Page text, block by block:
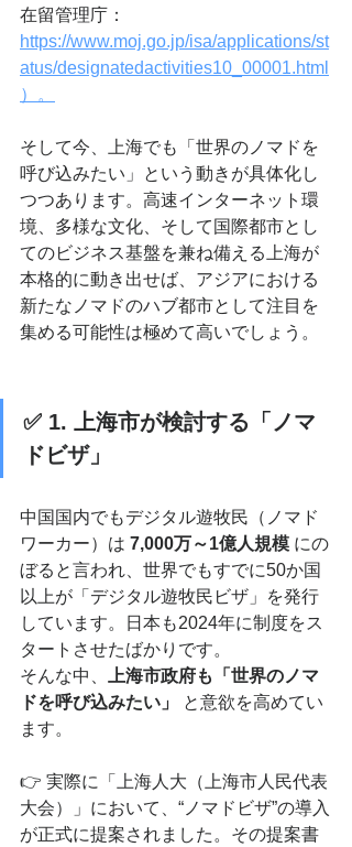
在留管理庁：
https://www.moj.go.jp/isa/applications/st
atus/designatedactivities10_00001.html
）。
そして今、上海でも「世界のノマドを
呼び込みたい」という動きが具体化し
つつあります。高速インターネット環
境、多様な文化、そして国際都市とし
てのビジネス基盤を兼ね備える上海が
本格的に動き出せば、アジアにおける
新たなノマドのハブ都市として注目を
集める可能性は極めて高いでしょう。
✅ 1. 上海市が検討する「ノマ
ドビザ」
中国国内でもデジタル遊牧民（ノマド
ワーカー）は 7,000万～1億人規模 にの
ぼると言われ、世界でもすでに50か国
以上が「デジタル遊牧民ビザ」を発行
しています。日本も2024年に制度をス
タートさせたばかりです。
そんな中、 上海市政府も「世界のノマ
ドを呼び込みたい」
と意欲を高めてい
ます。
👉 実際に「上海人大（上海市人民代表
大会）」において、“ノマドビザ”の導入
が正式に提案されました。その提案書